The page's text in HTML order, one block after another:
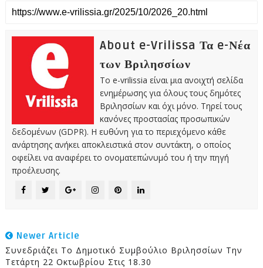
About e-Vrilissa Τα e-Νέα
των Βριλησσίων
Το e-vrilissia είναι μια ανοιχτή σελίδα
ενημέρωσης για όλους τους δημότες
Βριλησσίων και όχι μόνο. Τηρεί τους
κανόνες προστασίας προσωπικών
δεδομένων (GDPR). Η ευθύνη για το περιεχόμενο κάθε
ανάρτησης ανήκει αποκλειστικά στον συντάκτη, ο οποίος
οφείλει να αναφέρει το ονοματεπώνυμό του ή την πηγή
προέλευσης.
Newer Article
Συνεδριάζει Το Δημοτικό Συμβούλιο Βριλησσίων Την
Τετάρτη 22 Οκτωβρίου Στις 18.30